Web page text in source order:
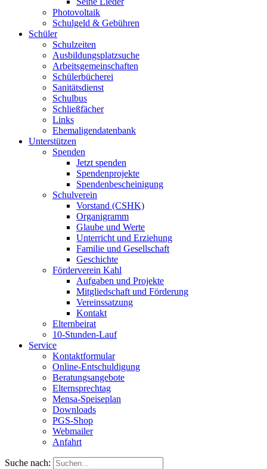
Photovoltaik
Schulgeld & Gebühren
Schüler
Schulzeiten
Ausbildungsplatzsuche
Arbeitsgemeinschaften
Schülerbücherei
Sanitätsdienst
Schulbus
Schließfächer
Links
Ehemaligendatenbank
Unterstützen
Spenden
Jetzt spenden
Spendenprojekte
Spendenbescheinigung
Schulverein
Vorstand (CSHK)
Organigramm
Glaube und Werte
Unterricht und Erziehung
Familie und Gesellschaft
Geschichte
Förderverein Kahl
Aufgaben und Projekte
Mitgliedschaft und Förderung
Vereinssatzung
Kontakt
Elternbeirat
10-Stunden-Lauf
Service
Kontaktformular
Online-Entschuldigung
Beratungsangebote
Elternsprechtag
Mensa-Speiseplan
Downloads
PGS-Shop
Webmailer
Anfahrt
Suche nach: